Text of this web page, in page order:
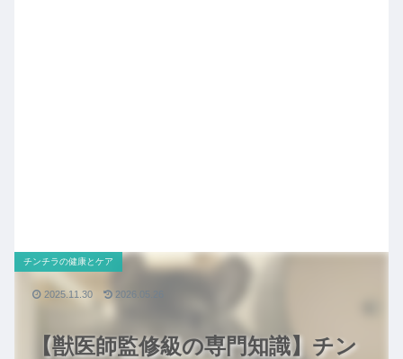
【獣医師監修級の専門知識】チン
チンチラの健康とケア
2025.11.30 2026.05.26